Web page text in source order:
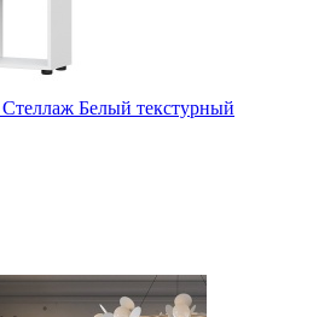
Белый текстурный